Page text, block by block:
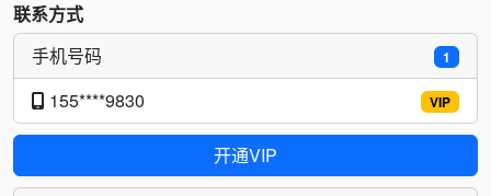
联系方式
1
手机号码
VIP
155****9830
开通VIP